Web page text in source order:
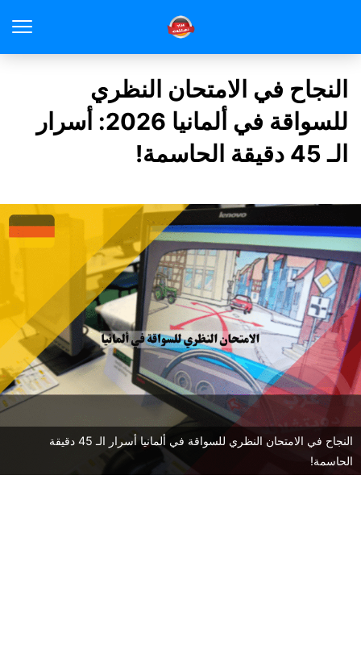
النجاح في الامتحان النظري
للسواقة في ألمانيا 2026: أسرار
الـ 45 دقيقة الحاسمة!
النجاح في الامتحان النظري للسواقة في ألمانيا أسرار الـ 45 دقيقة
الحاسمة!